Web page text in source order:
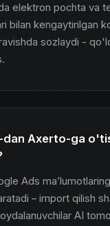
elektron pochta va
bilan kengaytirilgan
sozlaydi -
dan Axerto-ga
Ads
– import qilish
AI